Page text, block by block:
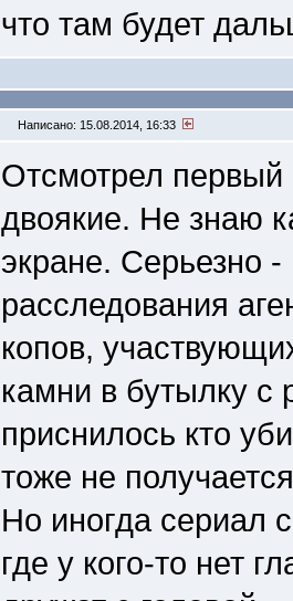
что там будет
Написано: 15.08.2014, 16:33
Отсмотрел первый
двоякие. Не знаю
экране. Серьезно -
расследования
копов,
камни в бутылку с
приснилось кто
тоже не
Но иногда сериал
где у кого-то нет